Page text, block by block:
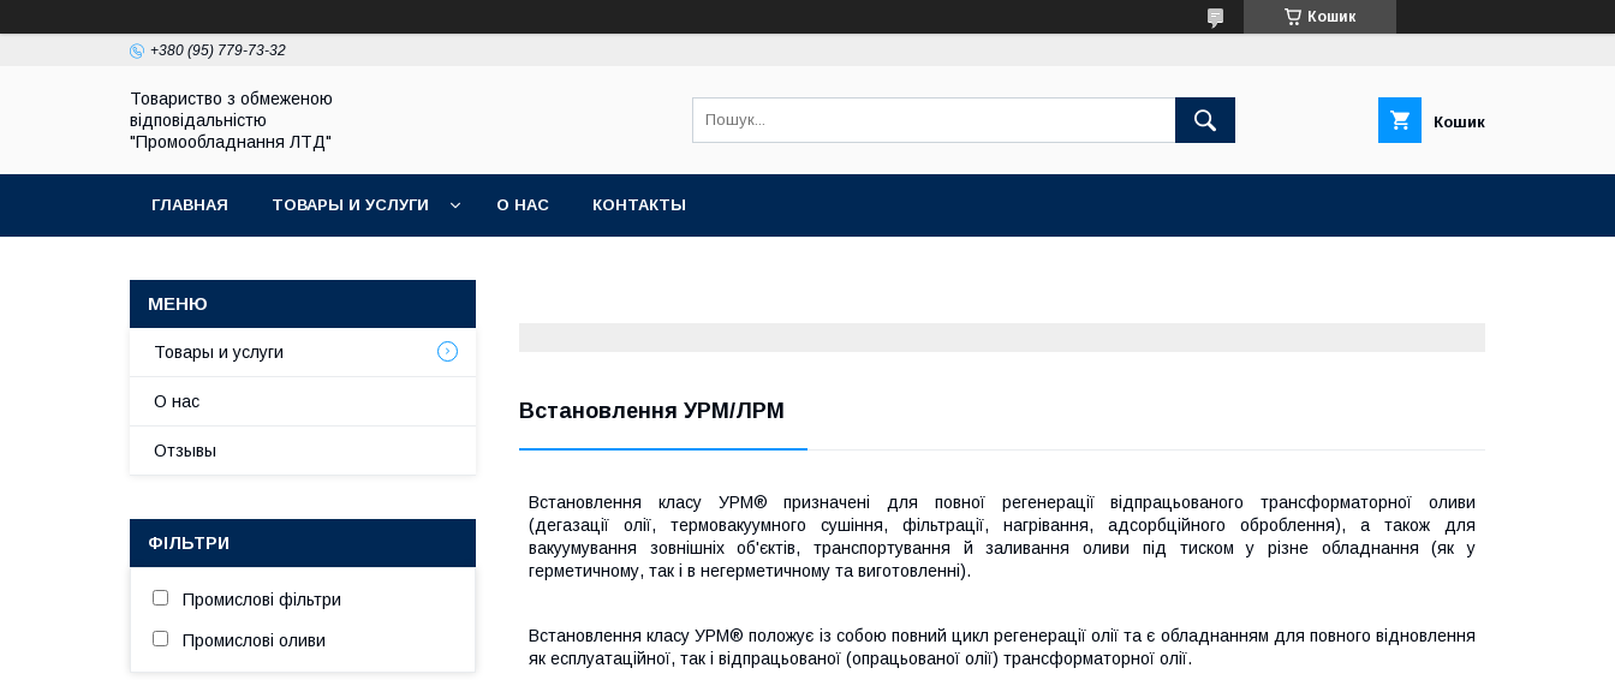
Кошик
+380 (95) 779-73-32
Товариство з обмеженою
відповідальністю
"Промообладнання ЛТД"
Кошик
ГЛАВНАЯ ТОВАРЫ И УСЛУГИ О НАС КОНТАКТЫ
Встановлення УРМ/ЛРМ
Встановлення класу УРМ® призначені для повної регенерації відпрацьованого трансформаторної оливи
(дегазації олії, термовакуумного сушіння, фільтрації, нагрівання, адсорбційного оброблення), а також для
вакуумування зовнішніх об'єктів, транспортування й заливання оливи під тиском у різне обладнання (як у
герметичному, так і в негерметичному та виготовленні).
Встановлення класу УРМ® положує із собою повний цикл регенерації олії та є обладнанням для повного відновлення
як есплуатаційної, так і відпрацьованої (опрацьованої олії) трансформаторної олії.
Товары и услуги
О нас
Отзывы
ФІЛЬТРИ
Промислові фільтри
Промислові оливи